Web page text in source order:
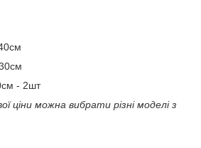
- 2шт
ціни можна вибрати різні моделі з